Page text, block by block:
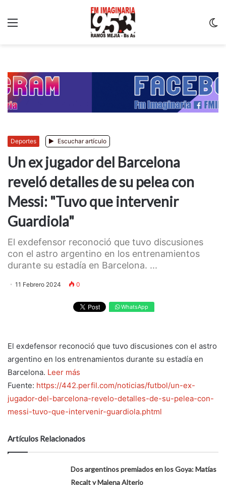
Deportes Escuchar artículo
Un ex jugador del Barcelona
reveló detalles de su pelea con
Messi: "Tuvo que intervenir
Guardiola"
El exdefensor reconoció que tuvo discusiones
con el astro argentino en los entrenamientos
durante su estadía en Barcelona. ...
11 Febrero 2024 0
WhatsApp
El exdefensor reconoció que tuvo discusiones con el astro
argentino en los entrenamientos durante su estadía en
Barcelona. Leer más
Fuente: https://442.perfil.com/noticias/futbol/un-ex-
jugador-del-barcelona-revelo-detalles-de-su-pelea-con-
messi-tuvo-que-intervenir-guardiola.phtml
Artículos Relacionados
Dos argentinos premiados en los Goya: Matías
Recalt y Malena Alterio